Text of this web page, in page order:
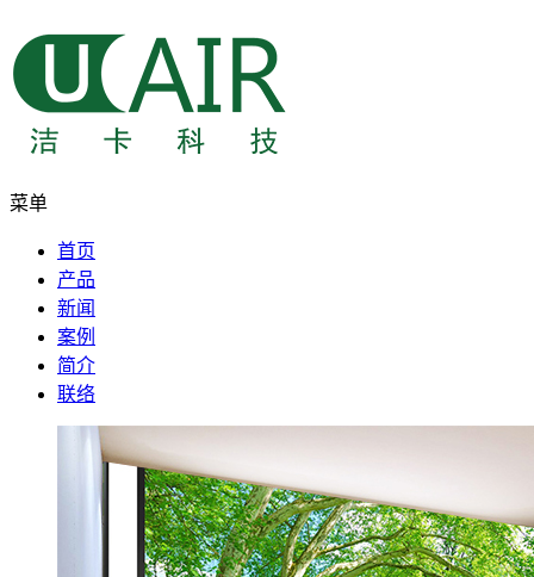
菜单
首页
产品
新闻
案例
简介
联络